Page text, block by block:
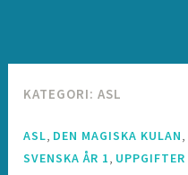
KATEGORI:ASL
ASL, DEN MAGISKA KULAN,
SVENSKA ÅR 1, UPPGIFTER